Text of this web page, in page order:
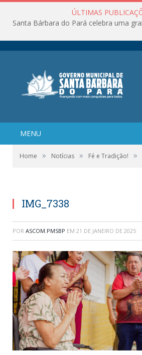
ÚLTIMAS
MENU
Home » Notícias » Fé e Tradição! »
IMG_7338
POR ASCOM.PMSBP EM 21 DE JANEIRO DE 2025